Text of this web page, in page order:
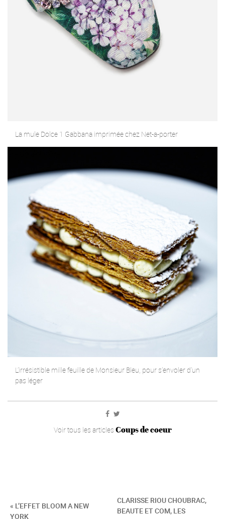
La mule Dolce 1 Gabbana imprimée chez Net-a-porter
L’irrésistible mille feuille de Monsieur Bleu, pour s’envoler d’un
pas léger
Voir tous les articles Coups de coeur
« L’EFFET BLOOM A NEW
YORK
CLARISSE RIOU CHOUBRAC,
BEAUTE ET COM, LES